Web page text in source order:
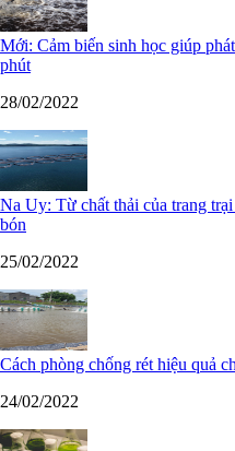
Mới: Cảm biến sinh học giúp
phút
28/02/2022
Na Uy: Từ chất thải của trang
bón
25/02/2022
Cách phòng chống rét hiệu quả
24/02/2022